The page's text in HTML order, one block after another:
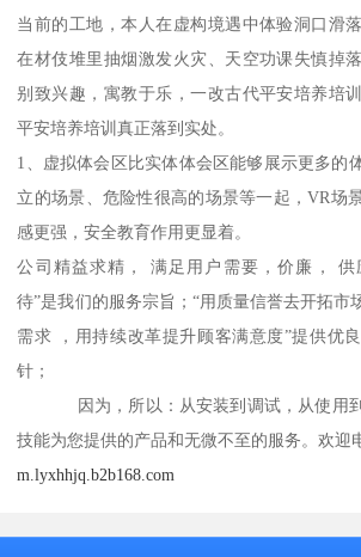
当前的工地，本人在虚构境遇中体验洞口滑
在材伎堆里抽烟激发火灾、天空功课失慎掉
别致兴趣，寓教于乐，一改古代平安培养培
平安培养培训真正落到实处。
1、虚拟体会区比实体体会区能够展示更多的
立的场景、危险性很高的场景等一起，VR场
感更强，安全教育作用更显着。
公司精益求精， 满足用户需要，价廉， 供
待”是我们的服务宗旨；“用质量信誉去开拓市
需求 ，用持续改革提升顾客满意度”提供优
针；
因为，所以：从安装到调试，从使用到
技能为您提供的产品和无微不至的服务。欢迎
m.lyxhhjq.b2b168.com